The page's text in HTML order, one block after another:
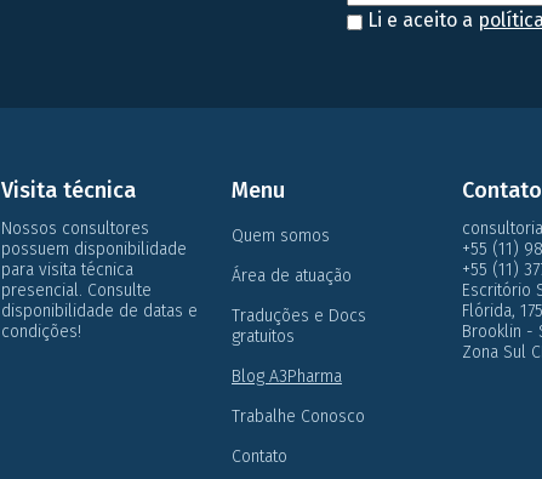
Li e aceito a
Visita técnica
Nossos consultores
possuem disponibilidade
para visita técnica
presencial. Consulte
disponibilidade de datas e
condições!
Menu
Quem somos
Área de atuação
Traduções e Docs
gratuitos
Blog A3Pharma
Trabalhe Conosco
Contato
Contato
+55 (11)
+55 (11)
Escritório
Flórida,
Brooklin -
Zona Sul